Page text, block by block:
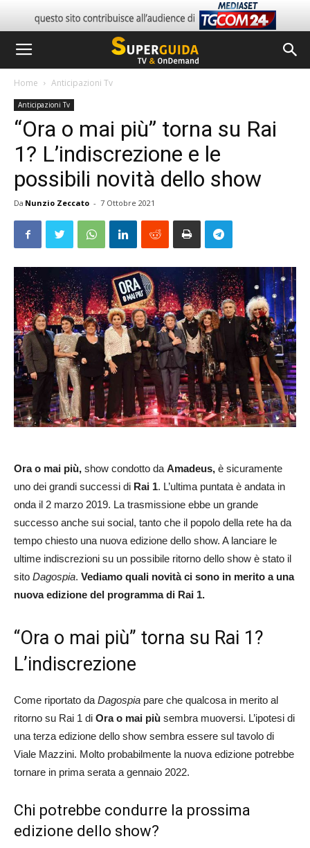
Home Anticipazioni Tv
Anticipazioni Tv
“Ora o mai più” torna su Rai
1? L’indiscrezione e le
possibili novità dello show
Da Nunzio Zeccato - 7 Ottobre 2021
Ora o mai più, show condotto da Amadeus, è sicuramente
uno dei grandi successi di Rai 1. L’ultima puntata è andata in
onda il 2 marzo 2019. La trasmissione ebbe un grande
successo anche sui social, tanto che il popolo della rete ha da
tempo chiesto una nuova edizione dello show. A lanciare le
ultime indiscrezioni su un possibile ritorno dello show è stato il
sito Dagospia. Vediamo quali novità ci sono in merito a una
nuova edizione del programma di Rai 1.
“Ora o mai più” torna su Rai 1?
L’indiscrezione
Come riportato da Dagospia pare che qualcosa in merito al
ritorno su Rai 1 di Ora o mai più sembra muoversi. L’ipotesi di
una terza edizione dello show sembra essere sul tavolo di
Viale Mazzini. Molto probabilmente la nuova edizione potrebbe
tornare in prima serata a gennaio 2022.
Chi potrebbe condurre la prossima
edizione dello show?